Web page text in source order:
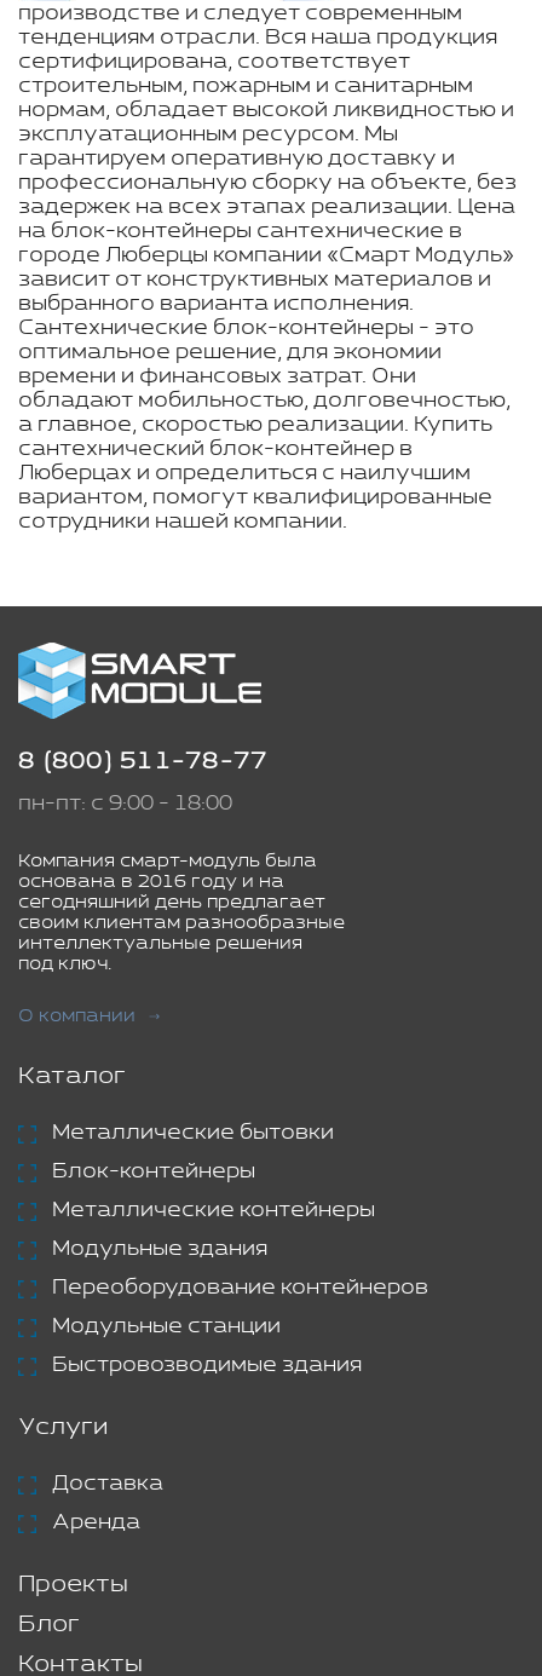
производстве и следует современным
тенденциям отрасли. Вся наша продукция
сертифицирована, соответствует
строительным, пожарным и санитарным
нормам, обладает высокой ликвидностью и
эксплуатационным ресурсом. Мы
гарантируем оперативную доставку и
профессиональную сборку на объекте, без
задержек на всех этапах реализации. Цена
на блок-контейнеры сантехнические в
городе Люберцы компании «Смарт Модуль»
зависит от конструктивных материалов и
выбранного варианта исполнения.
Сантехнические блок-контейнеры - это
оптимальное решение, для экономии
времени и финансовых затрат. Они
обладают мобильностью, долговечностью,
а главное, скоростью реализации. Купить
сантехнический блок-контейнер в
Люберцах и определиться с наилучшим
вариантом, помогут квалифицированные
сотрудники нашей компании.
8 (800) 511-78-77
пн-пт: с 9:00 - 18:00
Компания смарт-модуль была
основана в 2016 году и на
сегодняшний день предлагает
своим клиентам разнообразные
интеллектуальные решения
под ключ.
О компании
Каталог
Металлические бытовки
Блок-контейнеры
Металлические контейнеры
Модульные здания
Переоборудование контейнеров
Модульные станции
Быстровозводимые здания
Услуги
Доставка
Аренда
Проекты
Блог
Контакты